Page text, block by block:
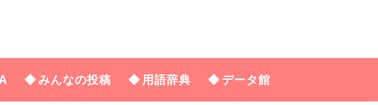
みんなの投稿 用語辞典 データ館